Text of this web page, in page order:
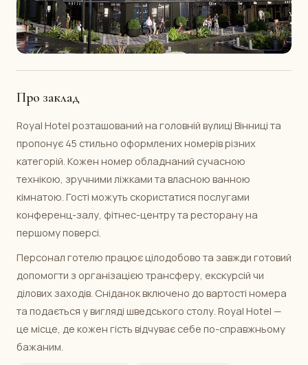
Про заклад
Royal Hotel розташований на головній вулиці Вінниці та
пропонує 45 стильно оформлених номерів різних
категорій. Кожен номер обладнаний сучасною
технікою, зручними ліжками та власною ванною
кімнатою. Гості можуть скористатися послугами
конференц-залу, фітнес-центру та ресторану на
першому поверсі.
Персонал готелю працює цілодобово та завжди готовий
допомогти з організацією трансферу, екскурсій чи
ділових заходів. Сніданок включено до вартості номера
та подається у вигляді шведського столу. Royal Hotel —
це місце, де кожен гість відчуває себе по-справжньому
бажаним.